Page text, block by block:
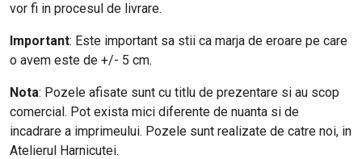
vor fi in procesul de livrare.
Important: Este important sa stii ca marja de eroare pe care
o avem este de +/- 5 cm.
Nota: Pozele afisate sunt cu titlu de prezentare si au scop
comercial. Pot exista mici diferente de nuanta si de
incadrare a imprimeului. Pozele sunt realizate de catre noi, in
Atelierul Harnicutei.